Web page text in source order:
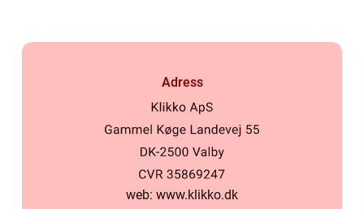
Adress
web: www.klikko.dk